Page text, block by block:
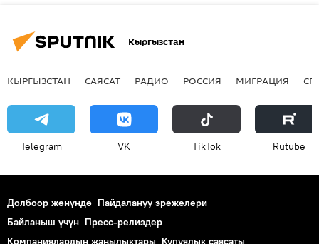
Кыргызстан
КЫРГЫЗСТАН САЯСАТ РАДИО РОССИЯ МИГРАЦИЯ
Telegram VK ТikТоk Rutube
Долбоор жөнүндө Пайдалануу эрежелери
Байланыш үчүн Пресс-релиздер
Компаниялардын жаңылыктары Купуялык саясаты